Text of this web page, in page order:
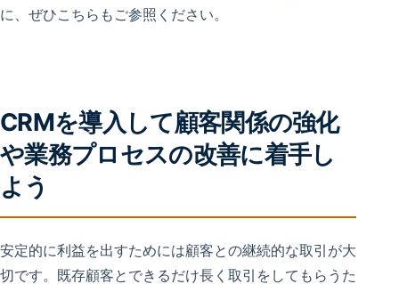
に、ぜひこちらもご参照ください。
CRMを導入して顧客関係の強化
や業務プロセスの改善に着手し
よう
安定的に利益を出すためには顧客との継続的な取引が大
切です。既存顧客とできるだけ長く取引をしてもらうた